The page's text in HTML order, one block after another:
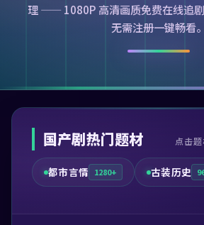
理 —— 1080P 高清画质免费在线追剧
无需注册一键畅看。
国产剧热门题材 点击
都市言情 1280+ 古装历史